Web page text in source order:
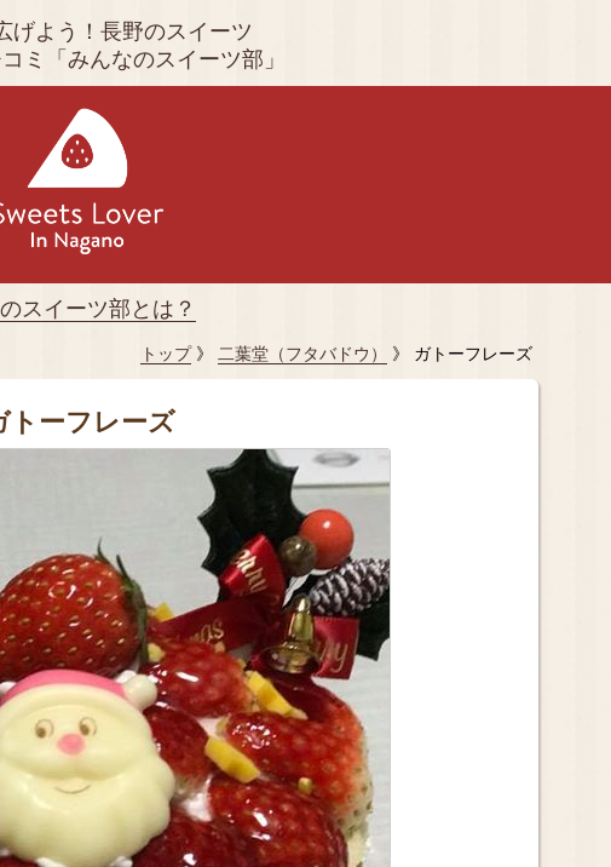
げよう！長野のスイーツ
ミ「みんなのスイーツ部」
スイーツ部とは？
トップ》 二葉堂（フタバドウ） 》 ガトーフレーズ
トーフレーズ